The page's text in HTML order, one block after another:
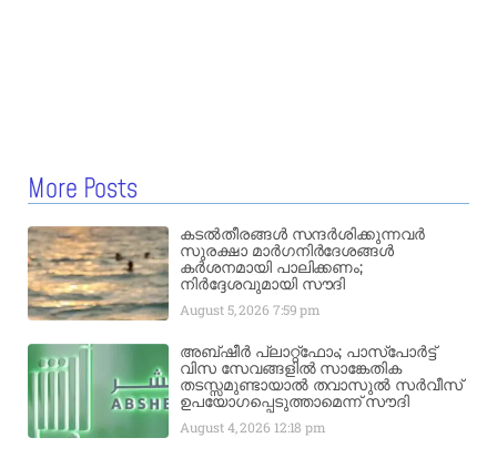
More Posts
കടൽതീരങ്ങൾ സന്ദർശിക്കുന്നവർ
സുരക്ഷാ മാർഗനിർദേശങ്ങൾ
കർശനമായി പാലിക്കണം;
നിർദ്ദേശവുമായി സൗദി
August 5, 2026 7:59 pm
അബ്ഷീർ പ്ലാറ്റ്‌ഫോം; പാസ്‌പോർട്ട്
വിസ സേവങ്ങളിൽ സാങ്കേതിക
തടസ്സമുണ്ടായാൽ തവാസുൽ സർവീസ്
ഉപയോഗപ്പെടുത്താമെന്ന് സൗദി
August 4, 2026 12:18 pm